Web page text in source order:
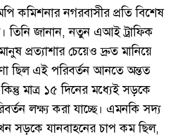
কমিশনার নগরবাসীর প্রতি বিশেষ
তিনি জানান, নতুন এআই ট্রাফিক
প্রত্যাশার চেয়েও দ্রুত মানিয়ে
ছিল এই পরিবর্তন আনতে অন্তত
মাত্র ১৫ দিনের মধ্যেই সড়কে
লক্ষ্য করা যাচ্ছে। এমনকি সদ্য
সড়কে যানবাহনের চাপ কম ছিল,